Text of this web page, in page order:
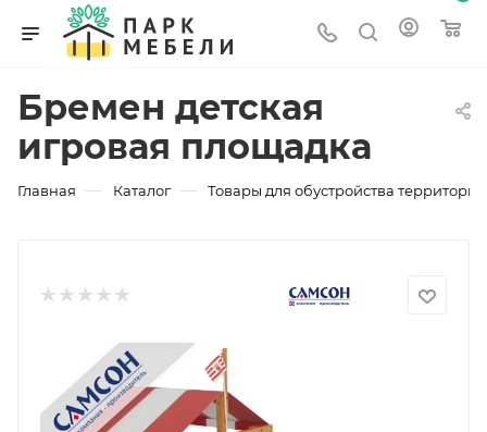
Бремен детская
игровая площадка
Главная — Каталог — Товары для обустройства территории